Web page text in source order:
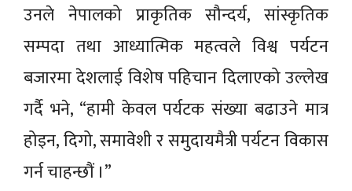
उनले नेपालको प्राकृतिक सौन्दर्य, सांस्कृतिक
सम्पदा तथा आध्यात्मिक महत्वले विश्व पर्यटन
बजारमा देशलाई विशेष पहिचान दिलाएको उल्लेख
गर्दै भने, “हामी केवल पर्यटक संख्या बढाउने मात्र
होइन, दिगो, समावेशी र समुदायमैत्री पर्यटन विकास
गर्न चाहन्छौं ।”